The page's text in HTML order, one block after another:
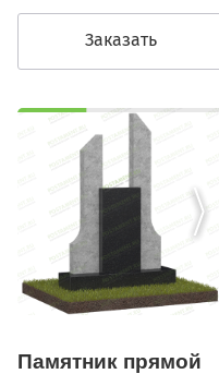
Заказать
Памятник прямой